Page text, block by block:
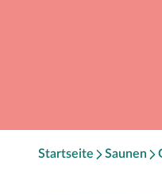
Startseite Saunen